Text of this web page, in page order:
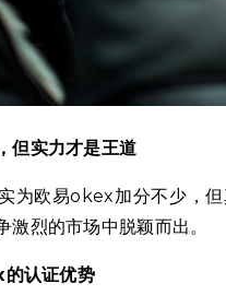
但实力才是王道
为欧易okex加分不少，
激烈的市场中脱颖而出。
认证优势